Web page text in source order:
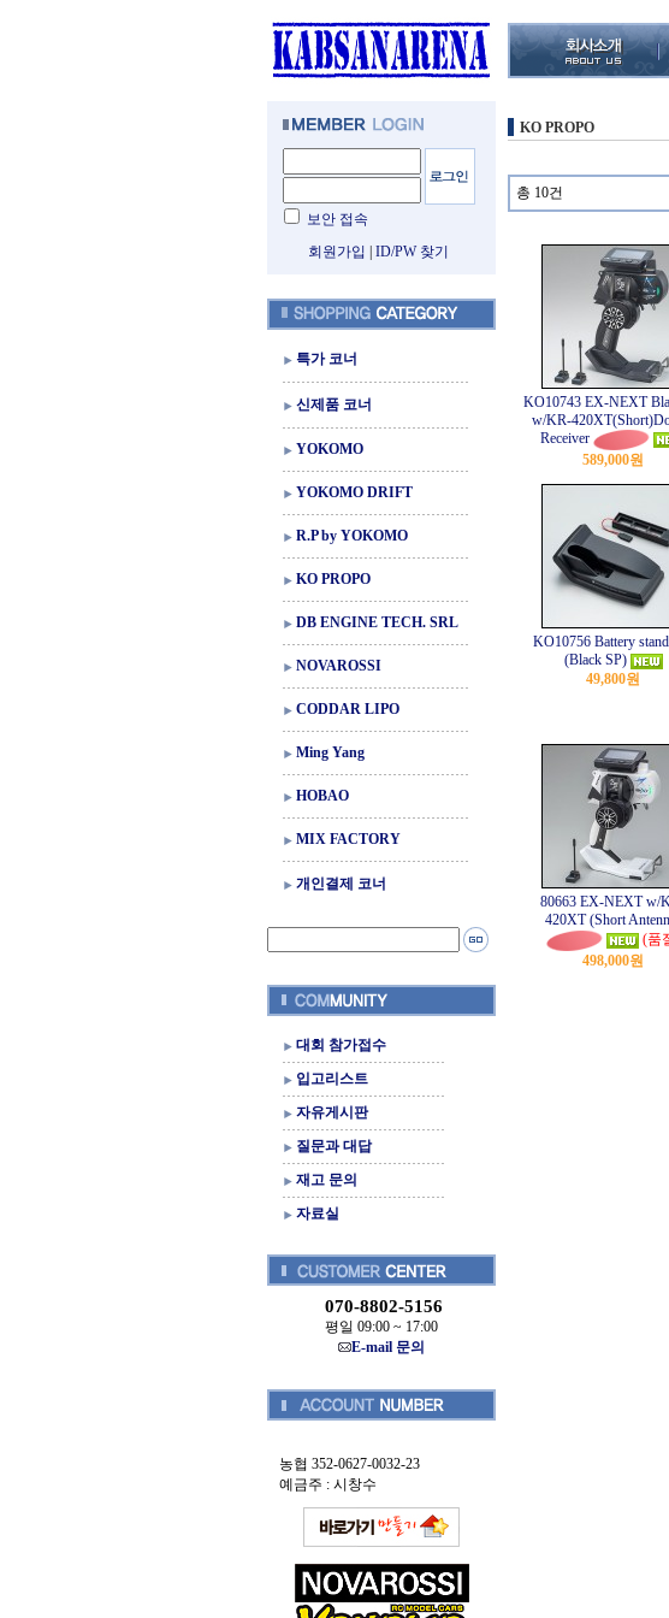
보안 접속
회원가입
ID/PW 찾기
특가 코너
신제품 코너
YOKOMO
YOKOMO DRIFT
R.P by YOKOMO
KO PROPO
DB ENGINE TECH. SRL
NOVAROSSI
CODDAR LIPO
Ming Yang
HOBAO
MIX FACTORY
개인결제 코너
대회 참가접수
입고리스트
자유게시판
질문과 대답
재고 문의
자료실
070-8802-5156
평일 09:00 ~ 17:00
E-mail 문의
농협 352-0627-0032-23
예금주 : 시창수
KO PROPO
총 10건
KO10743 EX-NEXT
w/KR-
Receiver
589,000원
KO10756 Battery
(Black SP)
49,800원
80663 EX-NEXT w/
420XT (Short
(품
498,000원